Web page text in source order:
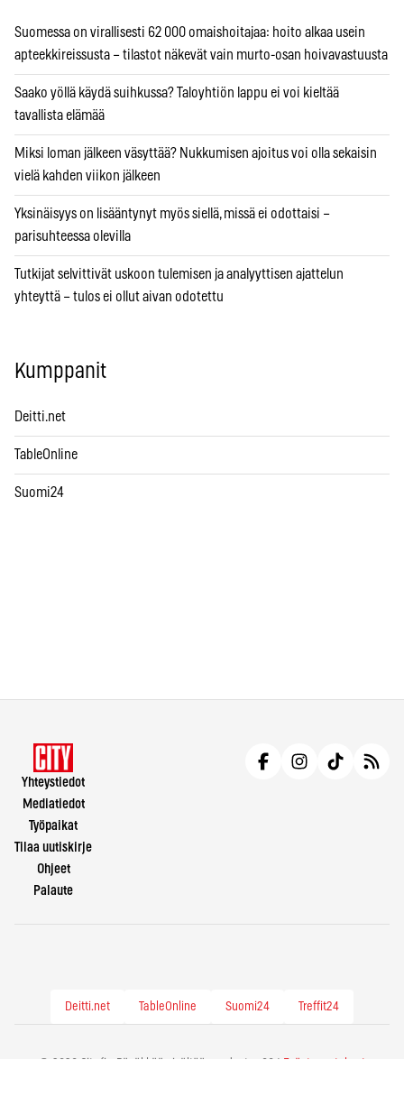
Suomessa on virallisesti 62 000 omaishoitajaa: hoito alkaa usein
apteekkireissusta – tilastot näkevät vain murto-osan hoivavastuusta
Saako yöllä käydä suihkussa? Taloyhtiön lappu ei voi kieltää
tavallista elämää
Miksi loman jälkeen väsyttää? Nukkumisen ajoitus voi olla sekaisin
vielä kahden viikon jälkeen
Yksinäisyys on lisääntynyt myös siellä, missä ei odottaisi –
parisuhteessa olevilla
Tutkijat selvittivät uskoon tulemisen ja analyyttisen ajattelun
yhteyttä – tulos ei ollut aivan odotettu
Kumppanit
Deitti.net
TableOnline
Suomi24
Yhteystiedot
Mediatiedot
Työpaikat
Tilaa uutiskirje
Ohjeet
Palaute
Deitti.net TableOnline Suomi24 Treffit24